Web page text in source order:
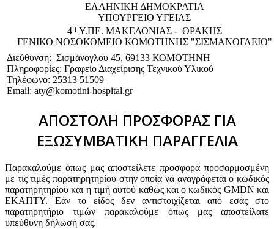
EΛΛΗΝΙΚΗ ΔΗΜΟΚΡΑΤΙΑ
ΥΠΟΥΡΓΕΙΟ ΥΓΕΙΑΣ
4η Υ.ΠΕ. ΜΑΚΕΔΟΝΙΑΣ - ΘΡΑΚΗΣ
ΓΕΝΙΚΟ NΟΣΟΚΟΜΕΙΟ ΚΟΜΟΤΗΝΗΣ "ΣΙΣΜΑΝΟΓΛΕΙΟ"
Διεύθυνση: Σισμάνογλου 45, 69133 ΚΟΜΟΤΗΝΗ
Πληροφορίες: Γραφείο Διαχείρισης Τεχνικού Υλικού
Τηλέφωνο: 25313 51509
Email: aty@komotini-hospital.gr
ΑΠΟΣΤΟΛΗ ΠΡΟΣΦΟΡΑΣ ΓΙΑ
ΕΞΩΣΥΜΒΑΤΙΚΗ ΠΑΡΑΓΓΕΛΙΑ
Παρακαλούμε όπως μας αποστείλετε προσφορά προσαρμοσμένη
με τις τιμές παρατηρητηρίου στην οποία να αναγράφεται ο κωδικός
παρατηρητηρίου και η τιμή αυτού καθώς και ο κωδικός GMDN και
ΕΚΑΠΤΥ. Εάν το είδος δεν αντιστοιχίζεται από εσάς στο
παρατηρητήριο τιμών παρακαλούμε όπως μας αποστείλατε
υπεύθυνη δήλωσή σας.